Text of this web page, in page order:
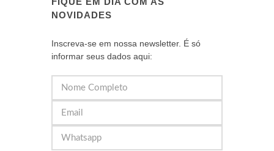
NOVIDADES
Inscreva-se em nossa newsletter. É só
informar seus dados aqui: